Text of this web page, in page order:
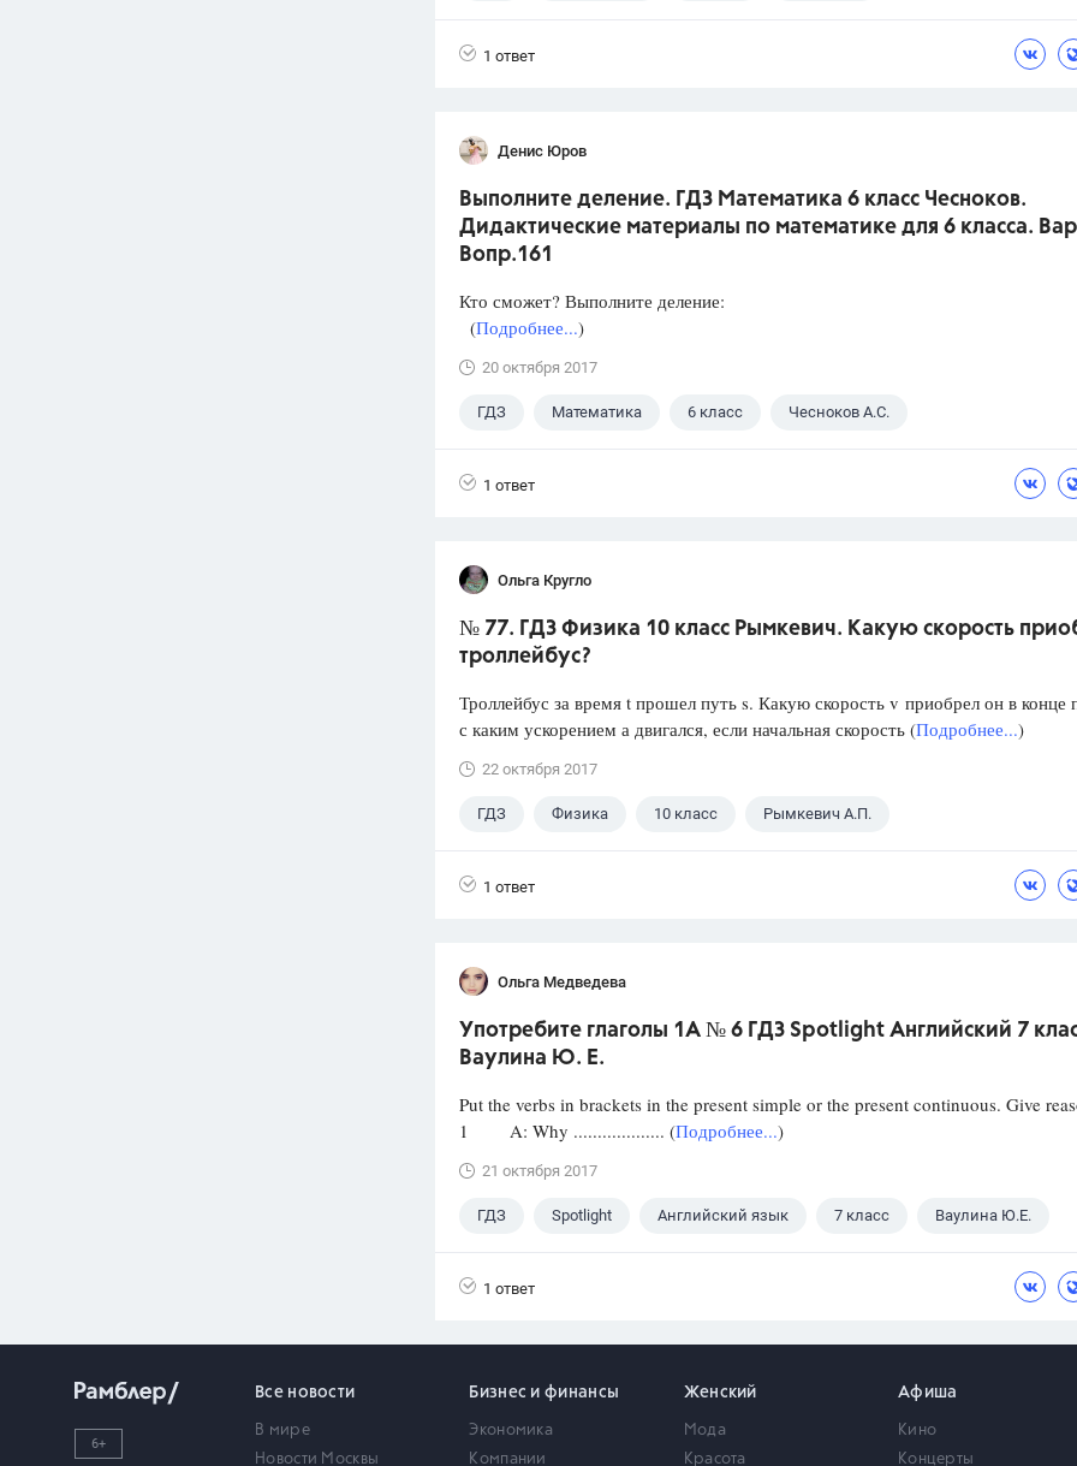
1 ответ
Денис Юров
Выполните деление. ГДЗ Математика 6 класс Чесноков.
Дидактические материалы по математике для 6 класса.
Вопр.161
Кто сможет? Выполните деление:
(Подробнее...)
20 октября 2017
ГДЗ Математика 6 класс Чесноков А.С.
1 ответ
Ольга Кругло
№ 77. ГДЗ Физика 10 класс Рымкевич. Какую скорость
троллейбус?
Троллейбус за время t прошел путь s. Какую скорость v приобрел он в конце
с каким ускорением а двигался, если начальная скорость (Подробнее...)
22 октября 2017
ГДЗ Физика 10 класс Рымкевич А.П.
1 ответ
Ольга Медведева
Употребите глаголы 1A № 6 ГДЗ Spotlight Английский 7
Ваулина Ю. Е.
Put the verbs in brackets in the present simple or the present continuous. Give
1 A: Why ................... (Подробнее...)
21 октября 2017
ГДЗ Spotlight Английский язык 7 класс Ваулина Ю.Е.
1 ответ
6+
Все новости
В мире
Новости Москвы
Бизнес и финансы
Экономика
Компании
Женский
Мода
Красота
Афиша
Кино
Концерты